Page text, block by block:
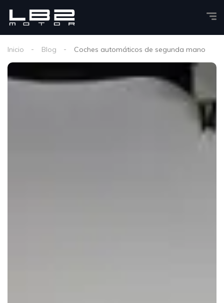
Inicio Blog Coches automáticos de segunda mano